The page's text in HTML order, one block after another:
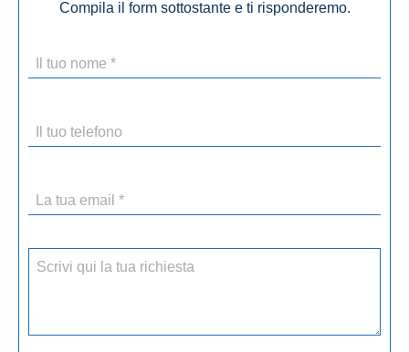
Compila il form sottostante e ti risponderemo.